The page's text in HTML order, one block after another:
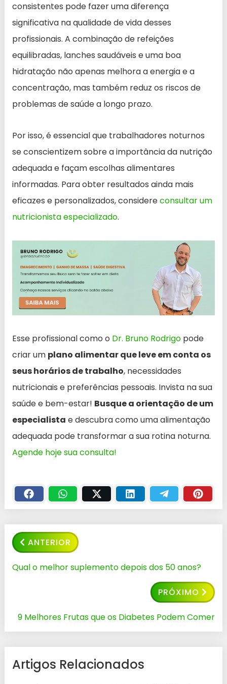
consistentes pode fazer uma diferença
significativa na qualidade de vida desses
profissionais. A combinação de refeições
equilibradas, lanches saudáveis e uma boa
hidratação não apenas melhora a energia e a
concentração, mas também reduz os riscos de
problemas de saúde a longo prazo.
Por isso, é essencial que trabalhadores noturnos
se conscientizem sobre a importância da nutrição
adequada e façam escolhas alimentares
informadas. Para obter resultados ainda mais
eficazes e personalizados, considereconsultar um
nutricionista especializado.
Esse profissional como o Dr. Bruno Rodrigo pode
criar um plano alimentar que leve em conta os
seus horários de trabalho, necessidades
nutricionais e preferências pessoais. Invista na sua
saúde e bem-estar! Busque a orientação de um
especialista e descubra como uma alimentação
adequada pode transformar a sua rotina noturna.
Agende hoje sua consulta!
ANTERIOR
Qual o melhor suplemento depois dos 50 anos?
PRÓXIMO
9 Melhores Frutas que os Diabetes Podem Comer
Artigos Relacionados